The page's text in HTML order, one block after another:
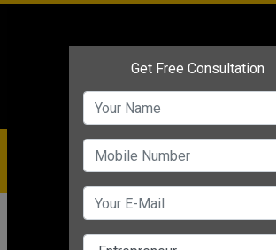
Service
IBC+91-9910344443
care@badabusiness.com
919810544443
व्यावसायिक प्रेरणा